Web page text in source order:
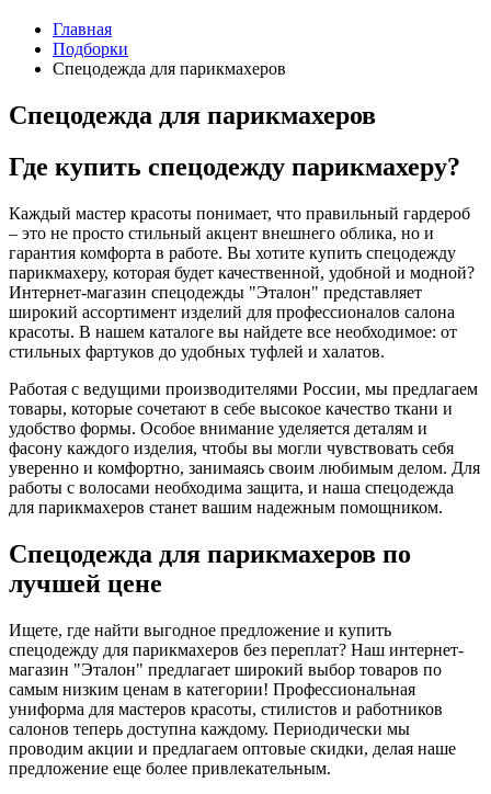
Главная
Подборки
Спецодежда для парикмахеров
Спецодежда для парикмахеров
Где купить спецодежду парикмахеру?
Каждый мастер красоты понимает, что правильный гардероб
– это не просто стильный акцент внешнего облика, но и
гарантия комфорта в работе. Вы хотите купить спецодежду
парикмахеру, которая будет качественной, удобной и модной?
Интернет-магазин спецодежды "Эталон" представляет
широкий ассортимент изделий для профессионалов салона
красоты. В нашем каталоге вы найдете все необходимое: от
стильных фартуков до удобных туфлей и халатов.
Работая с ведущими производителями России, мы предлагаем
товары, которые сочетают в себе высокое качество ткани и
удобство формы. Особое внимание уделяется деталям и
фасону каждого изделия, чтобы вы могли чувствовать себя
уверенно и комфортно, занимаясь своим любимым делом. Для
работы с волосами необходима защита, и наша спецодежда
для парикмахеров станет вашим надежным помощником.
Спецодежда для парикмахеров по
лучшей цене
Ищете, где найти выгодное предложение и купить
спецодежду для парикмахеров без переплат? Наш интернет-
магазин "Эталон" предлагает широкий выбор товаров по
самым низким ценам в категории! Профессиональная
униформа для мастеров красоты, стилистов и работников
салонов теперь доступна каждому. Периодически мы
проводим акции и предлагаем оптовые скидки, делая наше
предложение еще более привлекательным.